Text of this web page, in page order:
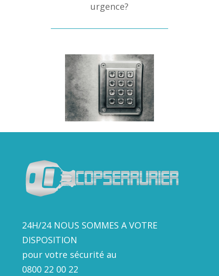
urgence?
24H/24 NOUS SOMMES A VOTRE
DISPOSITION
pour votre sécurité au
0800 22 00 22